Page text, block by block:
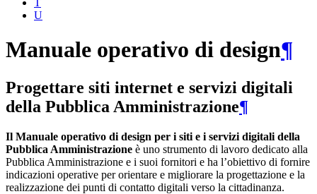
T
U
Manuale operativo di design¶
Progettare siti internet e servizi digitali
della Pubblica Amministrazione¶
Il Manuale operativo di design per i siti e i servizi digitali della
Pubblica Amministrazione è uno strumento di lavoro dedicato alla
Pubblica Amministrazione e i suoi fornitori e ha l’obiettivo di fornire
indicazioni operative per orientare e migliorare la progettazione e la
realizzazione dei punti di contatto digitali verso la cittadinanza.